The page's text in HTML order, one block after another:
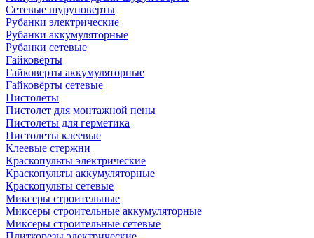
Сетевые шуруповерты
Рубанки электрические
Рубанки аккумуляторные
Рубанки сетевые
Гайковёрты
Гайковерты аккумуляторные
Гайковёрты сетевые
Пистолеты
Пистолет для монтажной пены
Пистолеты для герметика
Пистолеты клеевые
Клеевые стержни
Краскопульты электрические
Краскопульты аккумуляторные
Краскопульты сетевые
Миксеры строительные
Миксеры строительные аккумуляторные
Миксеры строительные сетевые